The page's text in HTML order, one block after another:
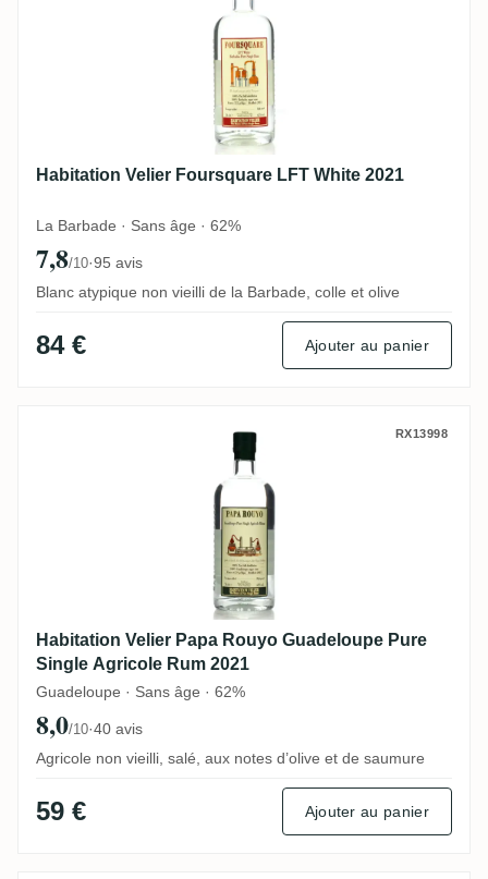
Habitation Velier Foursquare LFT White 2021
La Barbade · Sans âge · 62%
7,8/10·95 avis
Blanc atypique non vieilli de la Barbade, colle et olive
84 € Ajouter au panier
Habitation Velier Papa Rouyo RX13998
Habitation Velier Papa Rouyo Guadeloupe Pure
Single Agricole Rum 2021
Guadeloupe · Sans âge · 62%
8,0/10·40 avis
Agricole non vieilli, salé, aux notes d’olive et de saumure
59 € Ajouter au panier